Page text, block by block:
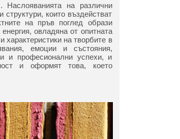
Наслояванията на различни
които въздействат
на пръв поглед образи
овладяна от опитната
на творбите в
емоции и състояния,
и професионални успехи, и
и оформят това, което